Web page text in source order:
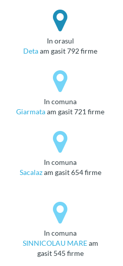
in orasul
Detaam gasit 792 firme
in comuna
Giarmataam gasit 721 firme
in comuna
Sacalazam gasit 654 firme
in comuna
SINNICOLAU MAREam
gasit 545 firme